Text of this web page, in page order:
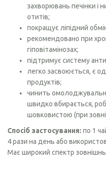
захворювань печінки і
отитів;
покращує ліпідний
рекомендовано при
гіповітамінозах;
підтримує систему
легко засвоюється, є
продуктів;
чинить
швидко вбирається,
шовковистою (при
Спосіб застосування: по 1
4 рази на день або
Має широкий спектр